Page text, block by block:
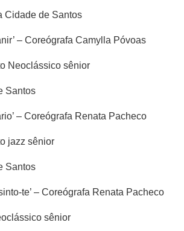
Cidade de Santos
– Coreógrafa Camylla Póvoas
Neoclássico sênior
Santos
– Coreógrafa Renata Pacheco
jazz sênior
Santos
te’ – Coreógrafa Renata Pacheco
sênior